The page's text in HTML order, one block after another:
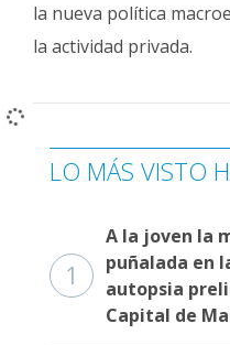
la nueva política
la actividad privada.
LO MÁS VISTO
1
A la joven la
puñalada en
autopsia
Capital de